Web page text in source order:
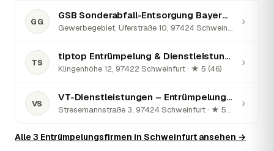
GG
GSB Sonderabfall-Entsorgung Bayern GmbH
Gewerbegebiet, Uferstraße 10, 97424 Schweinfurt · ★ 5 (3)
›
TS
tiptop Entrümpelung & Dienstleistungen Schweinfurt
Klingenhöhe 12, 97422 Schweinfurt · ★ 5 (46)
›
VS
VT-Dienstleistungen – Entrümpelung Schweinfurt
Stresemannstraße 3, 97424 Schweinfurt · ★ 5 (36)
›
Alle 3 Entrümpelungsfirmen in Schweinfurt ansehen →